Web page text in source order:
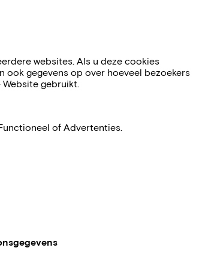
websites. Als u deze cookies
ook gegevens op over hoeveel bezoekers
gebruikt.
of Advertenties.